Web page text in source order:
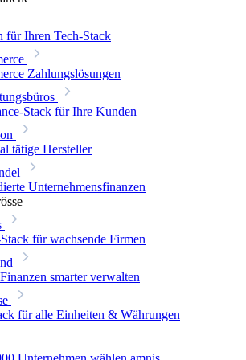
für Ihren Tech-Stack
Zahlungslösungen
Stack für Ihre Kunden
tätige Hersteller
Unternehmensfinanzen
für wachsende Firmen
smarter verwalten
für alle Einheiten & Währungen